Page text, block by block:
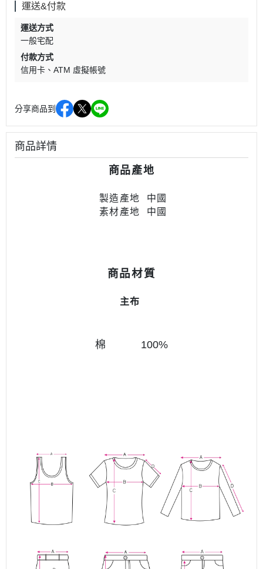
運送&付款
運送方式
一般宅配
付款方式
信用卡
ATM 虛擬帳號
分享商品到
商品詳情
商品產地
製造產地 中國
素材產地 中國
商品材質
主布
棉 100%